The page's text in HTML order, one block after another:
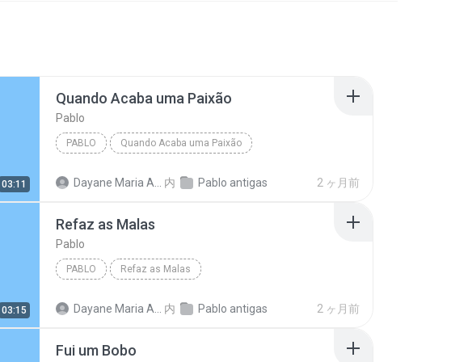
03:11
Quando Acaba uma Paixão
Pablo
PABLO Quando Acaba uma Paixão
Dayane Maria Almeida Sousa 内 Pablo antigas 2 ヶ月前
03:15
Refaz as Malas
Pablo
PABLO Refaz as Malas
Dayane Maria Almeida Sousa 内 Pablo antigas 2 ヶ月前
Fui um Bobo